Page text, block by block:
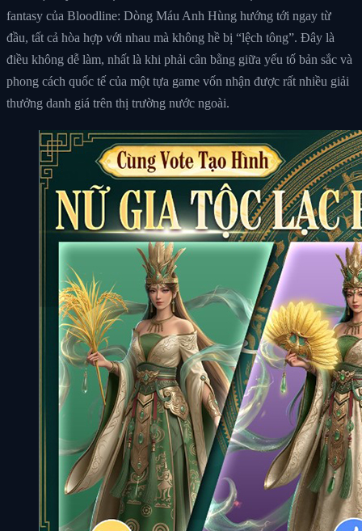
fantasy của Bloodline: Dòng Máu Anh Hùng hướng tới ngay từ
đầu, tất cả hòa hợp với nhau mà không hề bị “lệch tông”. Đây là
điều không dễ làm, nhất là khi phải cân bằng giữa yếu tố bản sắc và
phong cách quốc tế của một tựa game vốn nhận được rất nhiều giải
thưởng danh giá trên thị trường nước ngoài.